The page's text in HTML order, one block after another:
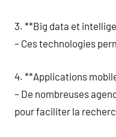
3. **Big data et
– Ces technologies
4. **Applications
– De nombreuses
pour faciliter la